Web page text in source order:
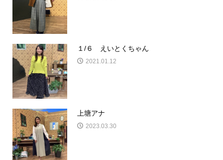
１/６ えいとくちゃん
2021.01.12
上塘アナ
2023.03.30